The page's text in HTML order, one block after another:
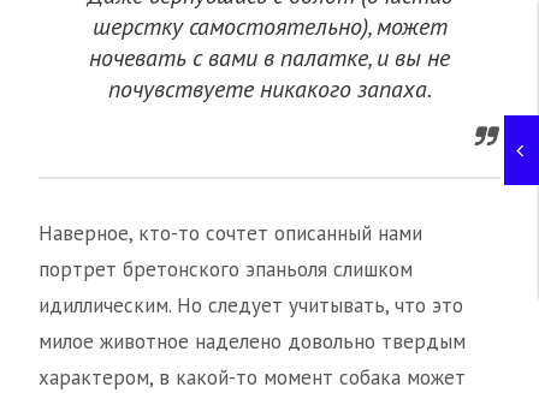
шерстку самостоятельно), может
ночевать с вами в палатке, и вы не
почувствуете никакого запаха.
Наверное, кто-то сочтет описанный нами
портрет бретонского эпаньоля слишком
идиллическим. Но следует учитывать, что это
милое животное наделено довольно твердым
характером, в какой-то момент собака может